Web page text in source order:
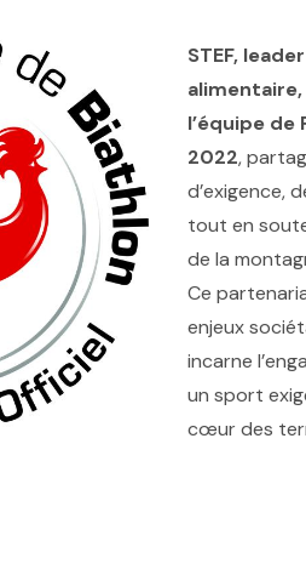
STEF,
l’équipe de
2022,
d’exigence,
tout en
de la
Ce
enjeux
incarne
un sport
cœur des